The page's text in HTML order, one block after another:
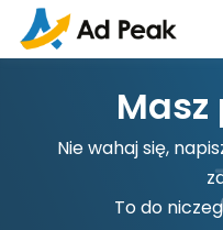
Nie wahaj się,
To do